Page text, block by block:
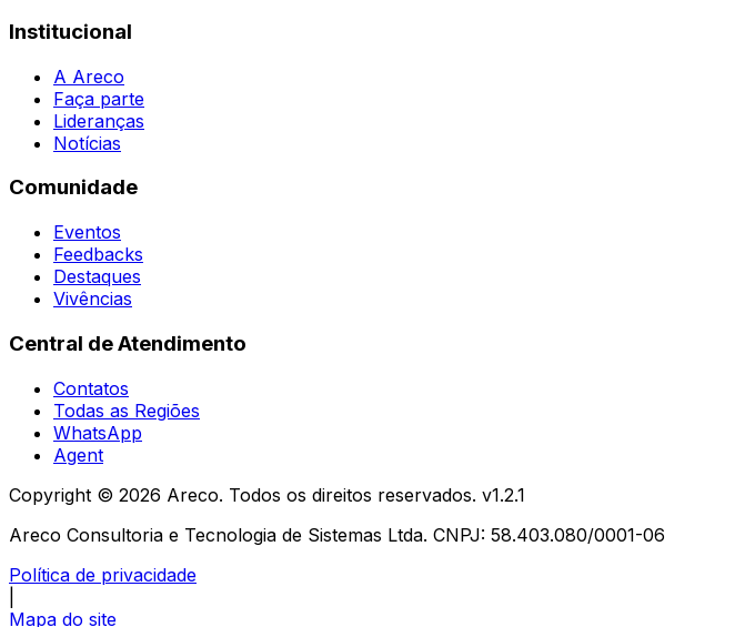
Institucional
A Areco
Faça parte
Lideranças
Notícias
Comunidade
Eventos
Feedbacks
Destaques
Vivências
Central de Atendimento
Contatos
Todas as Regiões
WhatsApp
Agent
Copyright © 2026 Areco. Todos os direitos reservados. v1.2.1
Areco Consultoria e Tecnologia de Sistemas Ltda. CNPJ: 58.403.080/0001-06
Política de privacidade
Mapa do site